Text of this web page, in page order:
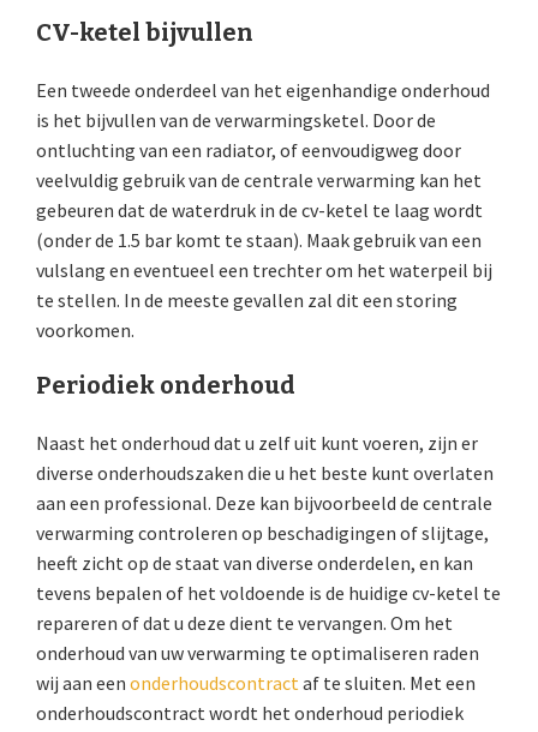
CV-ketel bijvullen
Een tweede onderdeel van het eigenhandige onderhoud
is het bijvullen van de verwarmingsketel. Door de
ontluchting van een radiator, of eenvoudigweg door
veelvuldig gebruik van de centrale verwarming kan het
gebeuren dat de waterdruk in de cv-ketel te laag wordt
(onder de 1.5 bar komt te staan). Maak gebruik van een
vulslang en eventueel een trechter om het waterpeil bij
te stellen. In de meeste gevallen zal dit een storing
voorkomen.
Periodiek onderhoud
Naast het onderhoud dat u zelf uit kunt voeren, zijn er
diverse onderhoudszaken die u het beste kunt overlaten
aan een professional. Deze kan bijvoorbeeld de centrale
verwarming controleren op beschadigingen of slijtage,
heeft zicht op de staat van diverse onderdelen, en kan
tevens bepalen of het voldoende is de huidige cv-ketel te
repareren of dat u deze dient te vervangen. Om het
onderhoud van uw verwarming te optimaliseren raden
wij aan een onderhoudscontractaf te sluiten. Met een
onderhoudscontract wordt het onderhoud periodiek